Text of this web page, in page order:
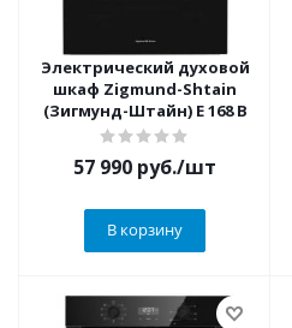
Электрический духовой
шкаф Zigmund-Shtain
(Зигмунд-Штайн) E 168 B
57 990 руб./шт
В корзину